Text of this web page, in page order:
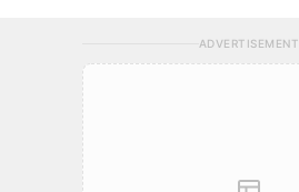
ADVERTISEMENT